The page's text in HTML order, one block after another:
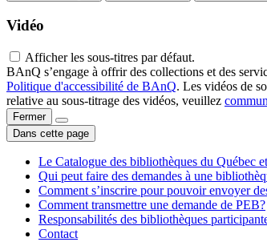
Vidéo
Afficher les sous-titres par défaut.
BAnQ s’engage à offrir des collections et des
Politique d'accessibilité de BAnQ. Les vidéos de
relative au sous-titrage des vidéos, veuillez
Fermer
Dans cette page
Le Catalogue des bibliothèques du Québec
Qui peut faire des demandes à une
Comment s’inscrire pour pouvoir envoyer
Comment transmettre une demande de PEB?
Responsabilités des bibliothèques
Contact